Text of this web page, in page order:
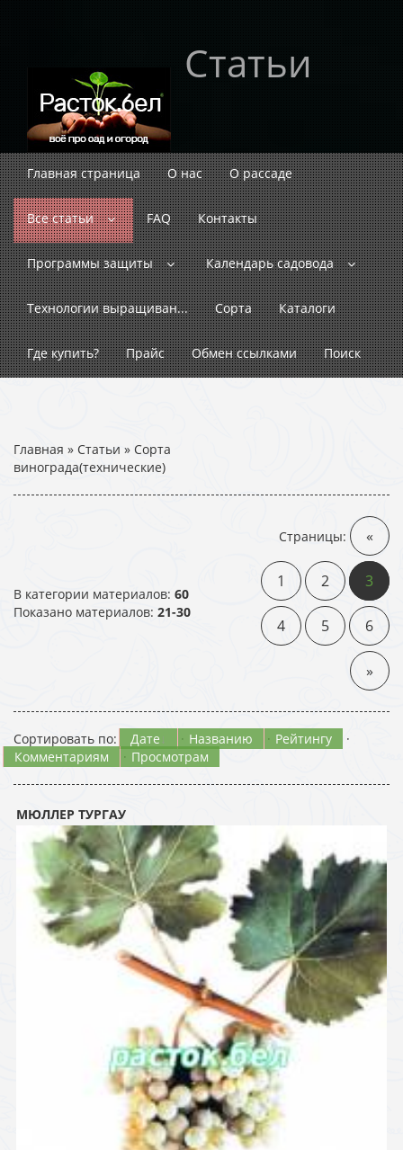
Статьи
Главная страница О нас О рассаде
Все статьи FAQ Контакты
Программы защиты Календарь садовода
Технологии выращиван... Сорта Каталоги
Где купить? Прайс Обмен ссылками Поиск
Главная » Статьи » Сорта
винограда(технические)
В категории материалов: 60
Показано материалов: 21-30
Страницы: «
1 2 3
4 5 6
»
Сортировать по: Дате · Названию · Рейтингу
·
Комментариям
· Просмотрам
МЮЛЛЕР ТУРГАУ